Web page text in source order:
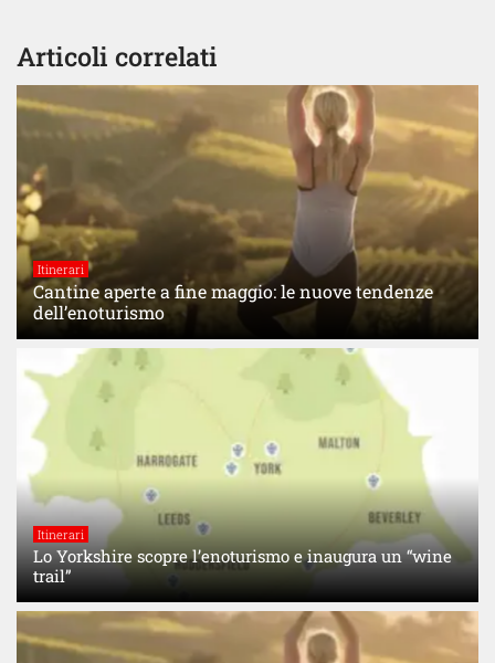
Articoli correlati
Itinerari
Cantine aperte a fine maggio: le nuove tendenze
dell’enoturismo
Itinerari
Lo Yorkshire scopre l’enoturismo e inaugura un “wine
trail”